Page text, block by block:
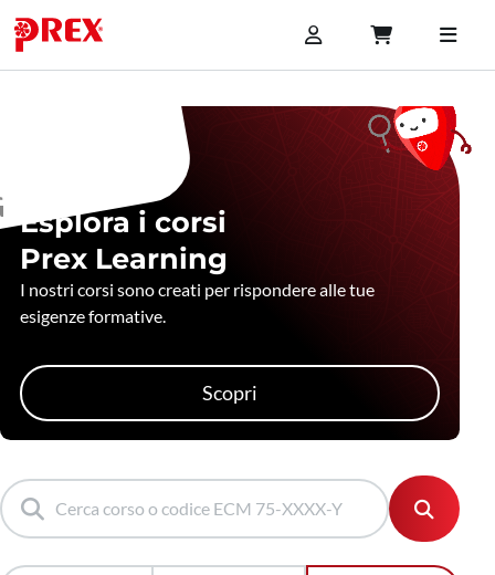
Esplora i corsi
Prex Learning
I nostri corsi sono creati per rispondere alle tue
esigenze formative.
Scopri